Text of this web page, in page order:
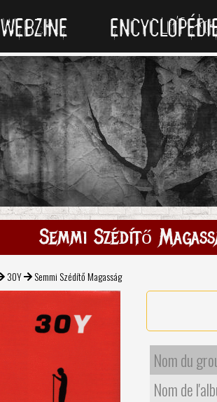
WEBZINE
Semmi Szédítő
30Y Semmi Szédítő Magasság
Nom du
Nom de